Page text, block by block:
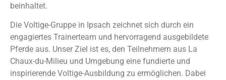
beinhaltet.
Die Voltige-Gruppe in Ipsach zeichnet sich durch ein
engagiertes Trainerteam und hervorragend ausgebildete
Pferde aus. Unser Ziel ist es, den Teilnehmern aus La
Chaux-du-Milieu und Umgebung eine fundierte und
inspirierende Voltige-Ausbildung zu ermöglichen. Dabei